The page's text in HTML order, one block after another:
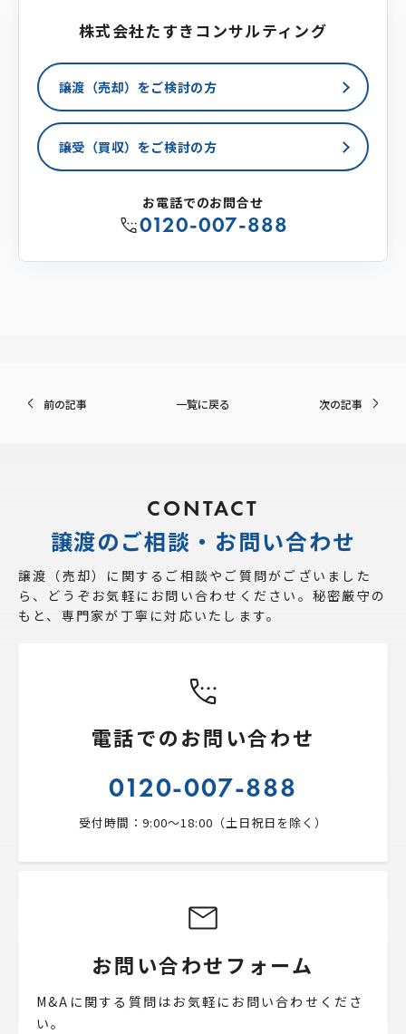
株式会社たすきコンサルティング
譲渡（売却）をご検討の方
譲受（買収）をご検討の方
お電話でのお問合せ
0120-007-888
前の記事 一覧に戻る 次の記事
CONTACT
譲渡のご相談・お問い合わせ
譲渡（売却）に関するご相談やご質問がございました
ら、 どうぞお気軽にお問い合わせください。秘密厳守の
もと、専門家が丁寧に対応いたします。
電話でのお問い合わせ
0120-007-888
受付時間：9:00〜18:00（土日祝日を除く）
お問い合わせフォーム
M&Aに関する質問はお気軽にお問い合わせくださ
い。